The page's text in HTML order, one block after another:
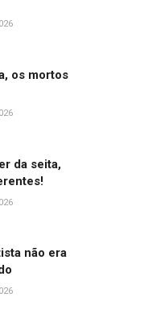
os mortos
da seita,
não era